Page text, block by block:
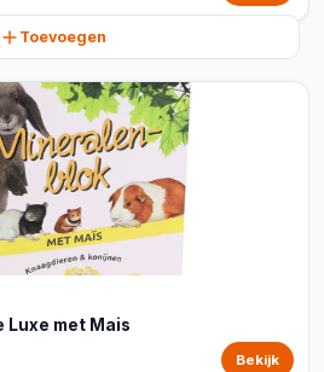
Toevoegen
Luxe met Mais
Bekijk